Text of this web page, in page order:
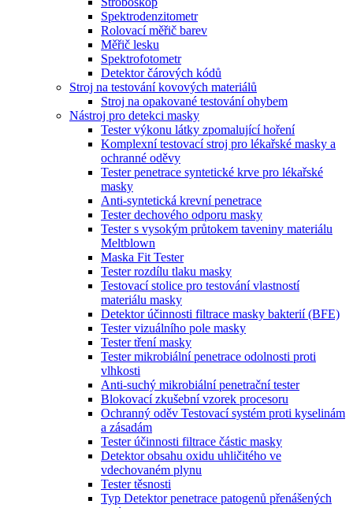
Spektrodenzitometr
Rolovací měřič barev
Měřič lesku
Spektrofotometr
Detektor čárových kódů
Stroj na testování kovových materiálů
Stroj na opakované testování ohybem
Nástroj pro detekci masky
Tester výkonu látky zpomalující hoření
Komplexní testovací stroj pro lékařské masky a
ochranné oděvy
Tester penetrace syntetické krve pro lékařské
masky
Anti-syntetická krevní penetrace
Tester dechového odporu masky
Tester s vysokým průtokem taveniny materiálu
Meltblown
Maska Fit Tester
Tester rozdílu tlaku masky
Testovací stolice pro testování vlastností
materiálu masky
Detektor účinnosti filtrace masky bakterií (BFE)
Tester vizuálního pole masky
Tester tření masky
Tester mikrobiální penetrace odolnosti proti
vlhkosti
Anti-suchý mikrobiální penetrační tester
Blokovací zkušební vzorek procesoru
Ochranný oděv Testovací systém proti kyselinám
a zásadám
Tester účinnosti filtrace částic masky
Detektor obsahu oxidu uhličitého ve
vdechovaném plynu
Tester těsnosti
Typ Detektor penetrace patogenů přenášených